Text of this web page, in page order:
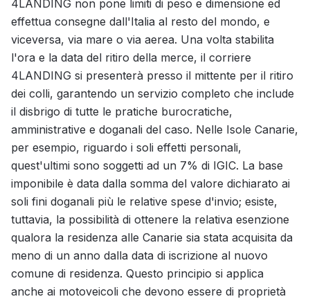
4LANDING non pone limiti di peso e dimensione ed
effettua consegne dall'Italia al resto del mondo, e
viceversa, via mare o via aerea. Una volta stabilita
l'ora e la data del ritiro della merce, il corriere
4LANDING si presenterà presso il mittente per il ritiro
dei colli, garantendo un servizio completo che include
il disbrigo di tutte le pratiche burocratiche,
amministrative e doganali del caso. Nelle Isole Canarie,
per esempio, riguardo i soli effetti personali,
quest'ultimi sono soggetti ad un 7% di IGIC. La base
imponibile è data dalla somma del valore dichiarato ai
soli fini doganali più le relative spese d'invio; esiste,
tuttavia, la possibilità di ottenere la relativa esenzione
qualora la residenza alle Canarie sia stata acquisita da
meno di un anno dalla data di iscrizione al nuovo
comune di residenza. Questo principio si applica
anche ai motoveicoli che devono essere di proprietà